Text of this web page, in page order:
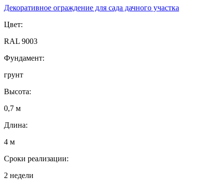
Декоративное ограждение для сада дачного участка
Цвет:
RAL 9003
Фундамент:
грунт
Высота:
0,7 м
Длина:
4 м
Сроки реализации:
2 недели